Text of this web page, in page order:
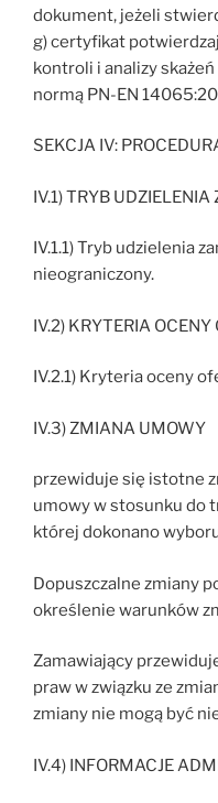
dokument, jeżeli
g) certyfikat
kontroli i analizy
normą PN-EN
SEKCJA IV:
IV.1) TRYB
IV.1.1) Tryb udzielenia
nieograniczony.
IV.2) KRYTERIA OCENY
IV.2.1) Kryteria oceny
IV.3) ZMIANA UMOWY
przewiduje się istotne
umowy w stosunku do
której dokonano
Dopuszczalne zmiany
określenie warunków
Zamawiający
praw w związku ze
zmiany nie mogą być
IV.4) INFORMACJE